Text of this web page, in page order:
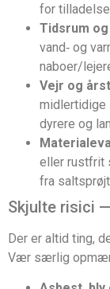
for
Tidsrum
vand‑ og
naboer/
Vejr og
midlertidige
dyrere og
eller rustfrit
fra
Skjulte risici
Der er altid ting,
Vær særlig